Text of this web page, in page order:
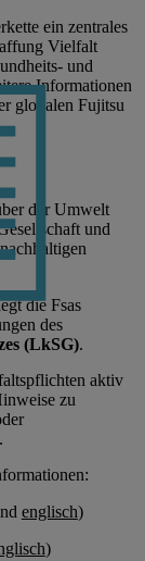
ein zentrales
Vielfalt
und
Informationen
globalen Fujitsu
der Umwelt
und
die Fsas
des
(LkSG).
aktiv
zu
englisch)
)